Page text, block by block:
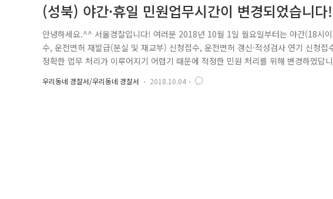
(성북) 야간·휴일 민원업무시간이 변경되었습니다!
안녕하세요.^^ 서울경찰입니다! 여러분 2018년 10월 1일 월요일부터는 야간(18시
수, 운전면허 재발급(분실 및 재교부) 신청접수, 운전면허 갱신·적성검사 연기 신청
정확한 업무 처리가 이루어지기 어렵기 때문에 적정한 민원 처리를 위해 변경하였
는 운전면허시험장을 방문해 주셔야 된다고 하네요. 그럼 방문이 어려운 경우는 어
면허 홈페이지)를 이용하시거나 운전면허시험장별로 월 1회 운영하는 토요일 오전
우리동네 경찰서/우리동네 경찰서 2018.10.04